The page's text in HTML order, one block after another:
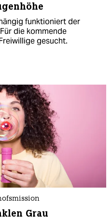
funktioniert der
die kommende
gesucht.
Grau